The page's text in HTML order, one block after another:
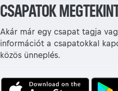
CSAPATOK
Akár már egy csapat tagja
információt a csapatokkal
közös ünneplés.